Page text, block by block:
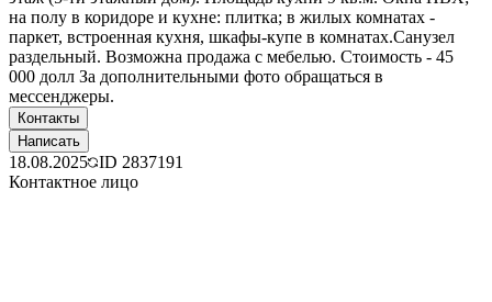
на полу в коридоре и кухне: плитка; в жилых комнатах -
паркет, встроенная кухня, шкафы-купе в комнатах.Санузел
раздельный. Возможна продажа с мебелью. Стоимость - 45
000 долл За дополнительными фото обращаться в
мессенджеры.
Контакты
Написать
18.08.2025 ID 2837191
Контактное лицо